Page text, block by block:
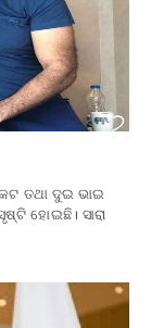
ତଥା ଦୁଇ ଭାଇ
ହୋଇଛି। ସାରା